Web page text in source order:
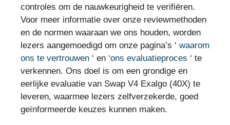
controles om de nauwkeurigheid te verifiëren.
Voor meer informatie over onze reviewmethoden
en de normen waaraan we ons houden, worden
lezers aangemoedigd om onze pagina’s ‘ waarom
ons te vertrouwen ‘ en ‘ons evaluatieproces ‘ te
verkennen. Ons doel is om een grondige en
eerlijke evaluatie van Swap V4 Exalgo (40X) te
leveren, waarmee lezers zelfverzekerde, goed
geïnformeerde keuzes kunnen maken.